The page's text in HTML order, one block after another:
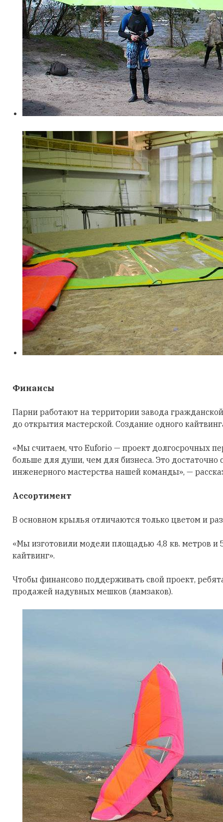
Финансы
Парни работают на территории завода
до открытия мастерской. Создание одного
«Мы считаем, что Euforio — проект долгосрочных
больше для души, чем для бизнеса. Это
инженерного мастерства нашей команды», —
Ассортимент
В основном крылья отличаются только цветом и
«Мы изготовили модели площадью 4,8 кв. метров и
кайтвинг».
Чтобы финансово поддерживать свой проект,
продажей надувных мешков (ламзаков).